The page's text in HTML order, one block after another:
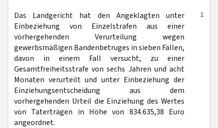
1
Das Landgericht hat den Angeklagten unter
Einbeziehung von Einzelstrafen aus einer
vorhergehenden Verurteilung wegen
gewerbsmäßigen Bandenbetruges in sieben Fällen,
davon in einem Fall versucht, zu einer
Gesamtfreiheitsstrafe von sechs Jahren und acht
Monaten verurteilt und unter Einbeziehung der
Einziehungsentscheidung aus dem
vorhergehenden Urteil die Einziehung des Wertes
von Taterträgen in Höhe von 834.635,38 Euro
angeordnet.